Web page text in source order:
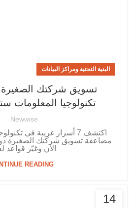
البنية التحتية ومراكز البيانات
تكنولوجيا المعلومات
Newwise
اكتشف 7 أسرار غريبة في
مضاعفة تسويق شركتك الصغيرة
الآن وغيّر قواعد
READING
14